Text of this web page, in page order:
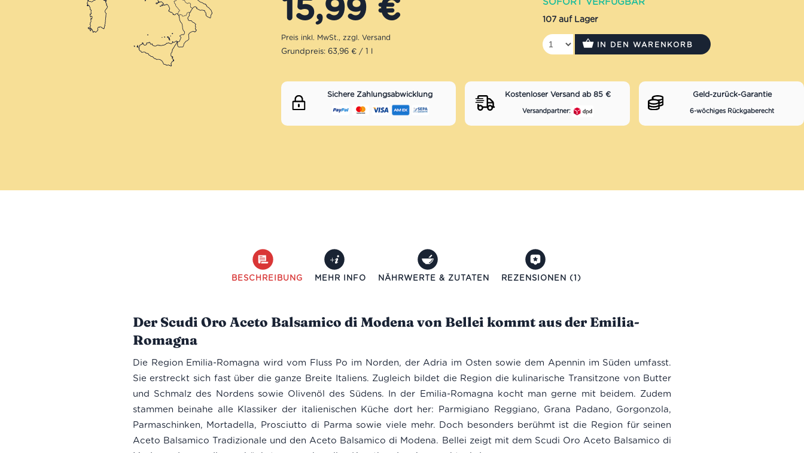
Grundpreis: 63,96 € / 1 l
107 auf Lager
IN DEN WARENKORB
Sichere Zahlungsabwicklung Kostenloser Versand ab 85 €
Versandpartner:
Geld-zurück-Garantie
6-wöchiges Rückgaberecht
BESCHREIBUNG MEHR INFO NÄHRWERTE & ZUTATEN REZENSIONEN (1)
Der Scudi Oro Aceto Balsamico di Modena von Bellei kommt aus der Emilia-
Romagna
Die Region Emilia-Romagna wird vom Fluss Po im Norden, der Adria im Osten sowie dem Apennin im Süden umfasst.
Sie erstreckt sich fast über die ganze Breite Italiens. Zugleich bildet die Region die kulinarische Transitzone von Butter
und Schmalz des Nordens sowie Olivenöl des Südens. In der Emilia-Romagna kocht man gerne mit beidem. Zudem
stammen beinahe alle Klassiker der italienischen Küche dort her: Parmigiano Reggiano, Grana Padano, Gorgonzola,
Parmaschinken, Mortadella, Prosciutto di Parma sowie viele mehr. Doch besonders berühmt ist die Region für seinen
Aceto Balsamico Tradizionale und den Aceto Balsamico di Modena. Bellei zeigt mit dem Scudi Oro Aceto Balsamico di